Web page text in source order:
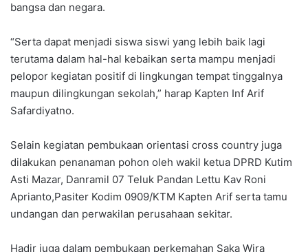
bangsa dan negara.
“Serta dapat menjadi siswa siswi yang lebih baik lagi
terutama dalam hal-hal kebaikan serta mampu menjadi
pelopor kegiatan positif di lingkungan tempat tinggalnya
maupun dilingkungan sekolah,” harap Kapten Inf Arif
Safardiyatno.
Selain kegiatan pembukaan orientasi cross country juga
dilakukan penanaman pohon oleh wakil ketua DPRD Kutim
Asti Mazar, Danramil 07 Teluk Pandan Lettu Kav Roni
Aprianto,Pasiter Kodim 0909/KTM Kapten Arif serta tamu
undangan dan perwakilan perusahaan sekitar.
Hadir juga dalam pembukaan perkemahan Saka Wira